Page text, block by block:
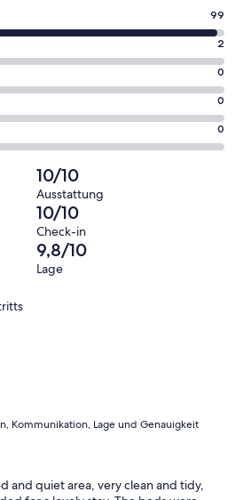
99
2
0
0
0
10/10
Ausstattung
10/10
Check-in
9,8/10
Lage
Kommunikation, Lage und Genauigkeit
and quiet area, very clean and tidy,